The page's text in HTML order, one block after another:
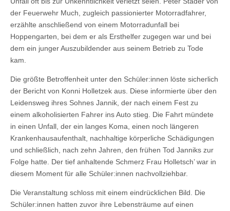
der Feuerwehr Much, zugleich passionierter Motorradfahrer,
erzählte anschließend von einem Motorradunfall bei
Hoppengarten, bei dem er als Ersthelfer zugegen war und bei
dem ein junger Auszubildender aus seinem Betrieb zu Tode
kam.
Die größte Betroffenheit unter den Schüler:innen löste sicherlich
der Bericht von Konni Holletzek aus. Diese informierte über den
Leidensweg ihres Sohnes Jannik, der nach einem Fest zu
einem alkoholisierten Fahrer ins Auto stieg. Die Fahrt mündete
in einen Unfall, der ein langes Koma, einen noch längeren
Krankenhausaufenthalt, nachhaltige körperliche Schädigungen
und schließlich, nach zehn Jahren, den frühen Tod Janniks zur
Folge hatte. Der tief anhaltende Schmerz Frau Holletsch’ war in
diesem Moment für alle Schüler:innen nachvollziehbar.
Die Veranstaltung schloss mit einem eindrücklichen Bild. Die
Schüler:innen hatten zuvor ihre Lebensträume auf einen